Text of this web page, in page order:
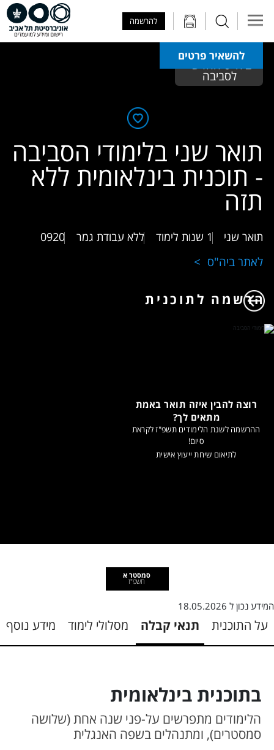
להרשמה
להשאיר פרטים
ביה"ס החדש
לסביבה
תואר שני בלימודי הסביבה
- תוכנית בינלאומית ללא
תזה
תואר שני 1 שנות לימוד ללא עבודת גמר 0920
לאתר ביה"ס
הרשמה לתוכנית
רוצה להבין איזה תואר באמת
מתאים לך?
ההרשמה לשנת הלימודים תשפ"ז לקראת
סיום!
לתיאום שיחת ייעוץ אישית
סמסטר א
תשפ"ז
המידע נכון ל 18.05.2026
על התוכנית תנאי קבלה מסלולי לימוד מידע נוסף
בתוכנית בינלאומית
הלימודים מתפרשים על-פני שנה אחת (שלושה
סמסטרים), ומתנהלים בשפה האנגלית